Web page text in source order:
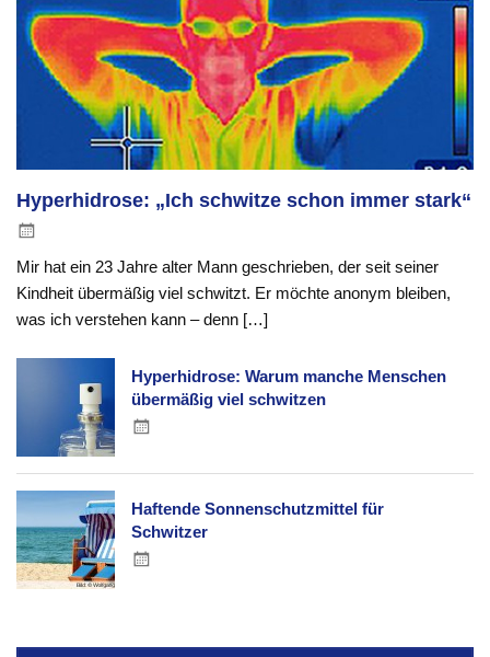
Hyperhidrose: „Ich schwitze schon immer stark“
Mir hat ein 23 Jahre alter Mann geschrieben, der seit seiner
Kindheit übermäßig viel schwitzt. Er möchte anonym bleiben,
was ich verstehen kann – denn […]
Hyperhidrose: Warum manche Menschen
übermäßig viel schwitzen
Haftende Sonnenschutzmittel für
Schwitzer